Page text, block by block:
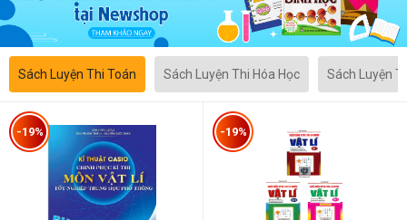
Sách Luyện Thi Toán Sách Luyện Thi Hóa Học Sách Luyện
-19% -19%